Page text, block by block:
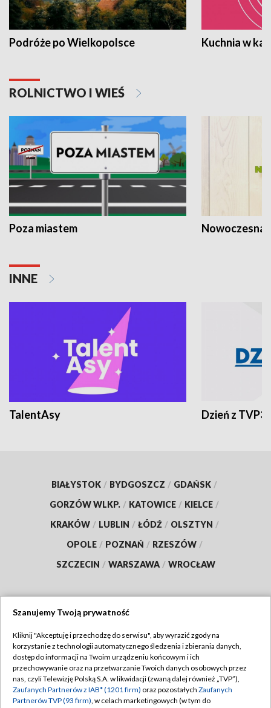
Podróże po Wielkopolsce Kuchnia w
ROLNICTWO I WIEŚ
Poza miastem Nowoczesna
INNE
TalentAsy Dzień z TVP3
BIAŁYSTOK / BYDGOSZCZ / GDAŃSK /
GORZÓW WLKP. / KATOWICE / KIELCE /
KRAKÓW / LUBLIN / ŁÓDŹ / OLSZTYN /
OPOLE / POZNAŃ / RZESZÓW /
SZCZECIN / WARSZAWA / WROCŁAW
TVP
Abonament TVP
Emisja w TVP
Regulamin TVP
Polityka prywatności
Szanujemy Twoją prywatność
Kliknij "Akceptuję i przechodzę do serwisu", aby wyrazić zgody na
korzystanie z technologii automatycznego śledzenia i zbierania danych,
dostęp do informacji na Twoim urządzeniu końcowym i ich
przechowywanie oraz na przetwarzanie Twoich danych osobowych przez
nas, czyli Telewizję Polską S.A. w likwidacji (zwaną dalej również „TVP”),
Zaufanych Partnerów z IAB* (1201 firm) oraz pozostałych Zaufanych
Partnerów TVP (93 firm), w celach marketingowych (w tym do